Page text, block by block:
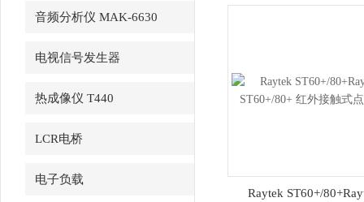
音频分析仪 MAK-6630
电视信号发生器
热成像仪 T440
LCR电桥
电子负载
Raytek ST60+/